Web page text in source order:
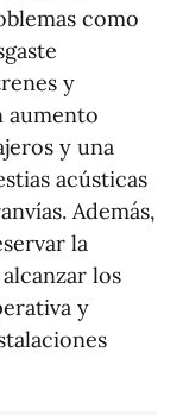
como
y
aumento
y una
acústicas
Además,
la
los
y